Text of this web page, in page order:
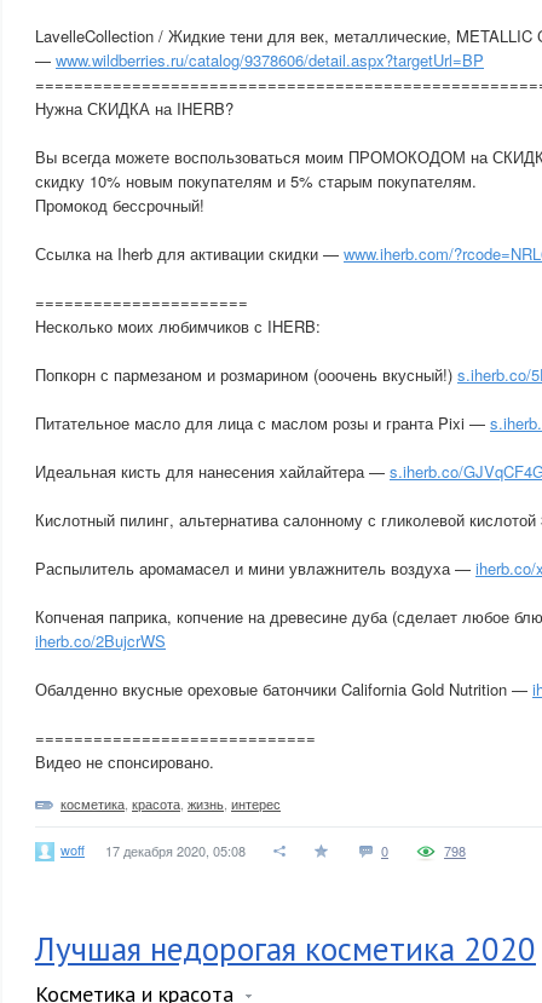
LavelleCollection / Жидкие тени для век, металлические, METALLIC
— www.wildberries.ru/catalog/9378606/detail.aspx?targetUrl=BP
Нужна СКИДКА на IHERB?
Вы всегда можете воспользоваться моим ПРОМОКОДОМ на
скидку 10% новым покупателям и 5% старым покупателям.
Промокод бессрочный!
Ссылка на Iherb для активации скидки — www.iherb.com/
======================
Несколько моих любимчиков с IHERB:
Попкорн с пармезаном и розмарином (ооочень вкусный!) s.iherb.co/
Питательное масло для лица с маслом розы и гранта Pixi —
Идеальная кисть для нанесения хайлайтера — s.iherb.co/
Кислотный пилинг, альтернатива салонному с гликолевой
Распылитель аромамасел и мини увлажнитель воздуха — iherb.co/
Копченая паприка, копчение на древесине дуба (сделает любое
iherb.co/2BujcrWS
Обалденно вкусные ореховые батончики California Gold Nutrition —
=============================
Видео не спонсировано.
косметика красота жизнь интерес
woff 17 декабря 2020, 05:08 0 798
Лучшая недорогая косметика 2020
Косметика и красота